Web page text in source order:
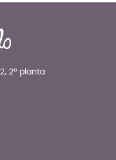
2ª planta